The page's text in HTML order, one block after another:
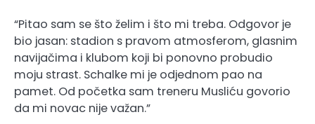
“Pitao sam se što želim i što mi treba. Odgovor je
bio jasan: stadion s pravom atmosferom, glasnim
navijačima i klubom koji bi ponovno probudio
moju strast. Schalke mi je odjednom pao na
pamet. Od početka sam treneru Musliću govorio
da mi novac nije važan.”